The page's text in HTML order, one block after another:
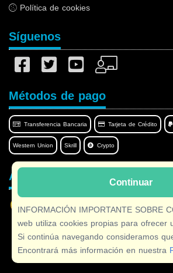
Continuar
INFORMACIÓN IMPORTANTE SOBRE
web utiliza cookies propias para ofrecer
Si continúa navegando consideramos
Encontrará más información en nuestra
Política de cookies
Síguenos
Métodos de pago
Transferencia Bancaria Tarjeta de Crédito
Western Union Skrill Crypto
Afilnet en su idioma
Copyright © 2026 Afilnet· Todos los